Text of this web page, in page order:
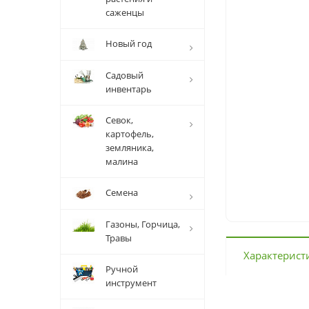
саженцы
Новый год
Садовый
инвентарь
Севок,
картофель,
земляника,
малина
Семена
Газоны, Горчица,
Травы
Ручной
инструмент